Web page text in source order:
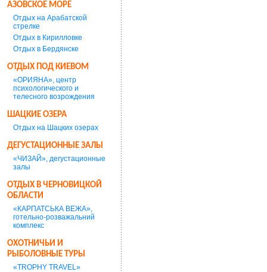
АЗОВСКОЕ МОРЕ
Отдых на Арабатской
стрелке
Отдых в Кирилловке
Отдых в Бердянске
ОТДЫХ ПОД КИЕВОМ
«ОРИЯНА», центр
психологического и
телесного возрождения
ШАЦКИЕ ОЗЕРА
Отдых на Шацких озерах
ДЕГУСТАЦИОННЫЕ ЗАЛЫ
«ЧИЗАЙ», дегустационные
залы
ОТДЫХ В ЧЕРНОВИЦКОЙ
ОБЛАСТИ
«КАРПАТСЬКА ВЕЖА»,
готельно-розважальний
комплекс
ОХОТНИЧЬИ И
РЫБОЛОВНЫЕ ТУРЫ
«TROPHY TRAVEL»